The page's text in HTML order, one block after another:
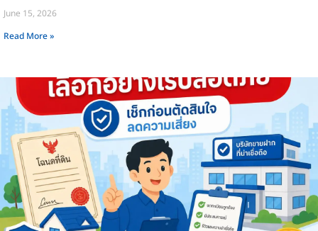
June 15, 2026
Read More »